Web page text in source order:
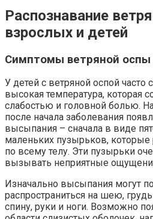
Распознавание
взрослых и детей
Симптомы ветряной оспы
У детей с ветряной оспой часто
высокая температура, которая
слабостью и головной болью.
после начала заболевания
высыпания – сначала в виде
маленьких пузырьков, которые
по всему телу. Эти пузырьки
вызывать неприятные
Изначально высыпания могут
распространиться на шею,
спину, руки и ноги. Возможно